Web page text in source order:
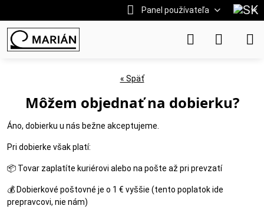
Panel používateľa
« Späť
Môžem objednať na dobierku?
Áno, dobierku u nás bežne akceptujeme.
Pri dobierke však platí:
📦 Tovar zaplatíte kuriérovi alebo na pošte až pri prevzatí
💰 Dobierkové poštovné je o 1 € vyššie (tento poplatok ide
prepravcovi, nie nám)